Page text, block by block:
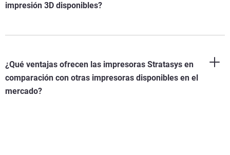
impresión 3D disponibles?
¿Qué ventajas ofrecen las impresoras Stratasys en
comparación con otras impresoras disponibles en el
mercado?